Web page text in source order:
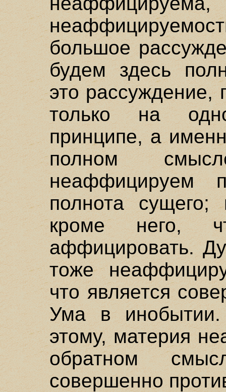
большое
будем здесь
это рассуждение,
только на
принципе, а
полном
неаффицируем
полнота сущего;
кроме него,
аффицировать.
тоже
что является
Ума в инобытии.
этому, материя
обратном
совершенно